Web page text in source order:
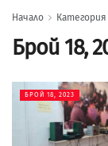
Начало Категория
Брой 18,
БРОЙ 18, 2023